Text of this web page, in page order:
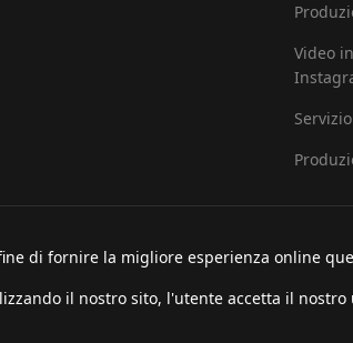
Video
di fornire la migliore esperienza online
il nostro sito, l'utente accetta il nostro